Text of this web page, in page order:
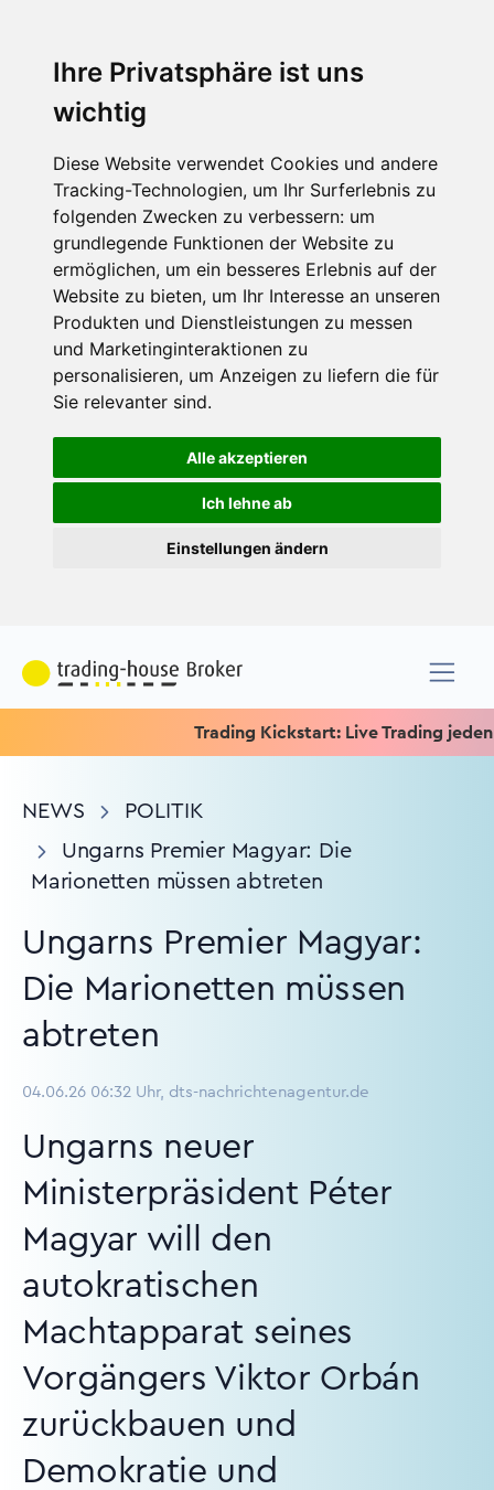
Ihre Privatsphäre ist uns
wichtig
Diese Website verwendet Cookies und andere
Tracking-Technologien, um Ihr Surferlebnis zu
folgenden Zwecken zu verbessern: um
grundlegende Funktionen der Website zu
ermöglichen, um ein besseres Erlebnis auf der
Website zu bieten, um Ihr Interesse an unseren
Produkten und Dienstleistungen zu messen
und Marketinginteraktionen zu
personalisieren, um Anzeigen zu liefern die für
Sie relevanter sind.
Alle akzeptieren
Ich lehne ab
Einstellungen ändern
Trading Kickstart: Live Trading jeden
NEWS
POLITIK
Ungarns Premier Magyar: Die
Marionetten müssen abtreten
Ungarns Premier Magyar:
Die Marionetten müssen
abtreten
04.06.26 06:32 Uhr, dts-nachrichtenagentur.de
Ungarns neuer
Ministerpräsident Péter
Magyar will den
autokratischen
Machtapparat seines
Vorgängers Viktor Orbán
zurückbauen und
Demokratie und